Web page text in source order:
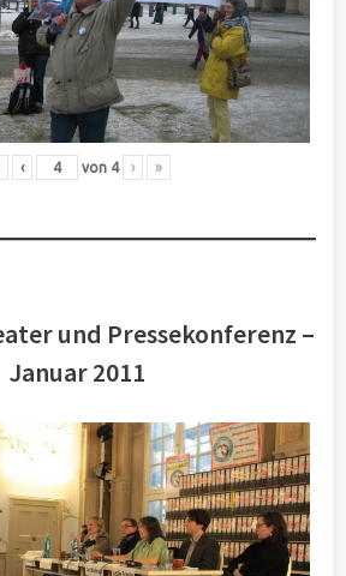
‹ von 4 › »
und Pressekonferenz –
Januar 2011